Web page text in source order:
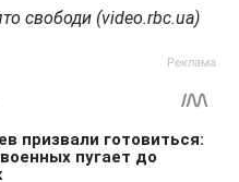
свободи (video.rbc.ua)